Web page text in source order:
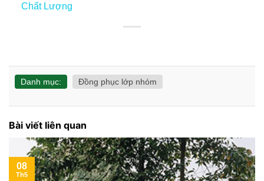
Chất Lượng
Danh mục: Đồng phục lớp nhóm
Bài viết liên quan
08
Th5